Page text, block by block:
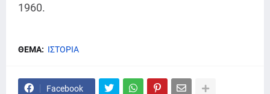
1960.
ΘΕΜΑ: ΙΣΤΟΡΙΑ
Facebook